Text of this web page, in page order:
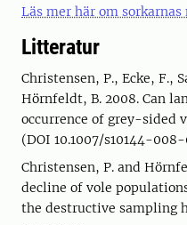
Läs mer här om
Litteratur
Christensen, P., Ecke, F.,
Hörnfeldt, B. 2008. Can
occurrence of grey-sided
(DOI 10.1007/s10144-
Christensen, P. and
decline of vole
the destructive sampling